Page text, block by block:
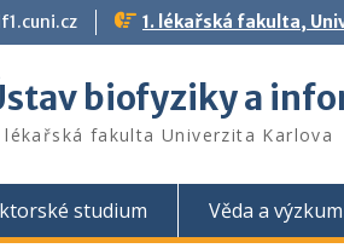
1. lékařská fakulta,
biofyziky a
lékařská fakulta Univerzita Karlova
studium Věda a výzkum